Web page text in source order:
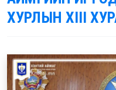
ХУРЛЫН XIII